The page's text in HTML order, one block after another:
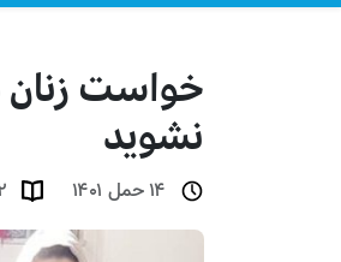
خواست زنان
نشوید
۱۴ حمل ۱۴۰۱ ۲